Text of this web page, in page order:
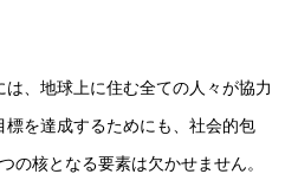
、地球上に住む全ての人々が協力
標を達成するためにも、社会的包
の核となる要素は欠かせません。